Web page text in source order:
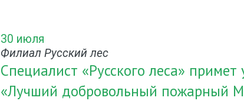
30 июля
Филиал Русский лес
Специалист «Русского леса» примет
«Лучший добровольный пожарный